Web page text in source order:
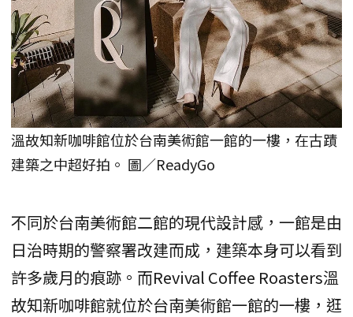
溫故知新咖啡館位於台南美術館一館的一樓，在古蹟
建築之中超好拍。 圖／ReadyGo
不同於台南美術館二館的現代設計感，一館是由
日治時期的警察署改建而成，建築本身可以看到
許多歲月的痕跡。而Revival Coffee Roasters溫
故知新咖啡館就位於台南美術館一館的一樓，逛